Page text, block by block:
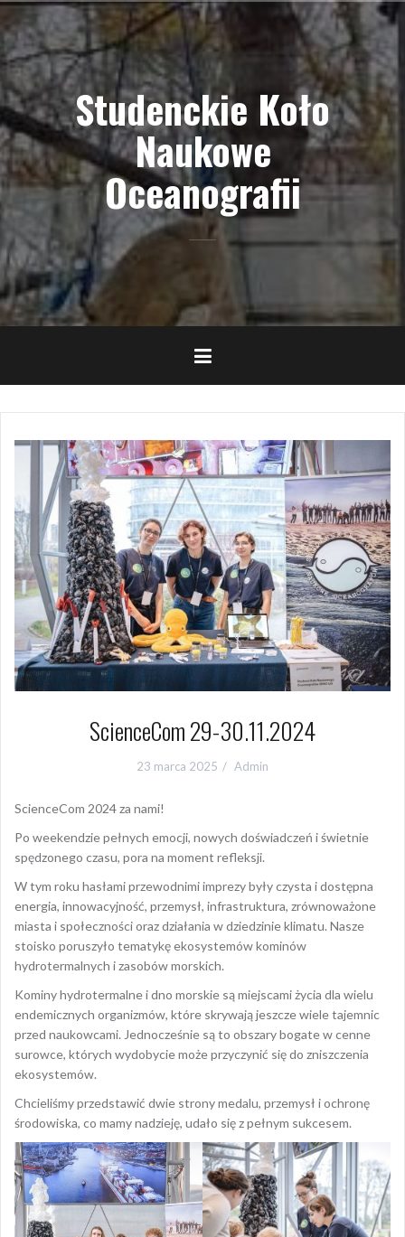
Skip
to
content
Studenckie Koło
Naukowe
Oceanografii
ScienceCom 29-30.11.2024
23 marca 2025 Admin
ScienceCom 2024 za nami!
Po weekendzie pełnych emocji, nowych doświadczeń i świetnie
spędzonego czasu, pora na moment refleksji.
W tym roku hasłami przewodnimi imprezy były czysta i dostępna
energia, innowacyjność, przemysł, infrastruktura, zrównoważone
miasta i społeczności oraz działania w dziedzinie klimatu. Nasze
stoisko poruszyło tematykę ekosystemów kominów
hydrotermalnych i zasobów morskich.
Kominy hydrotermalne i dno morskie są miejscami życia dla wielu
endemicznych organizmów, które skrywają jeszcze wiele tajemnic
przed naukowcami. Jednocześnie są to obszary bogate w cenne
surowce, których wydobycie może przyczynić się do zniszczenia
ekosystemów.
Chcieliśmy przedstawić dwie strony medalu, przemysł i ochronę
środowiska, co mamy nadzieję, udało się z pełnym sukcesem.